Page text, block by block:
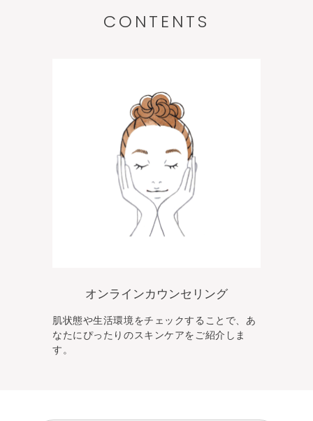
CONTENTS
オンラインカウンセリング
肌状態や生活環境をチェックすることで、あ
なたにぴったりのスキンケアをご紹介しま
す。